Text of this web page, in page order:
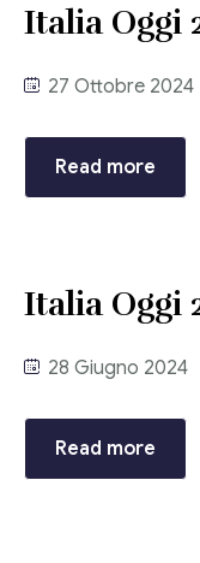
Pubblicazioni
Riviste
Pubblicazioni
Fiscalità
Guida alla
Corriere
Editore
Il Giornale del
Italia Oggi
27 Ottobre 2024
Read more
Italia Oggi
28 Giugno 2024
Read more